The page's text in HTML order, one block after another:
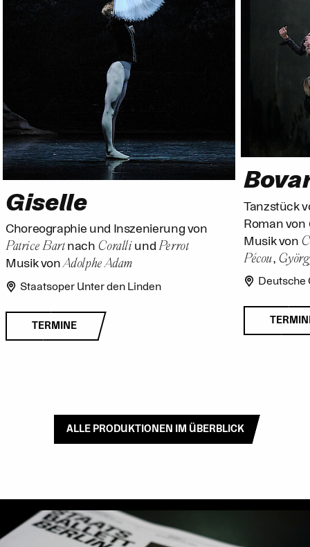
Giselle
Choreographie und Inszenierung von
Patrice Bartnach CoralliundPerrot
Musik vonAdolphe Adam
Staatsoper Unter den Linden
TERMINE
Tanzstück
Roman von
Musik von
Pécou,
Deutsche
ALLE PRODUKTIONEN IM ÜBERBLICK